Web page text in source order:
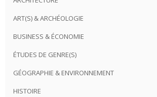
ART(S) & ARCHÉOLOGIE
BUSINESS & ÉCONOMIE
ÉTUDES DE GENRE(S)
GÉOGRAPHIE & ENVIRONNEMENT
HISTOIRE